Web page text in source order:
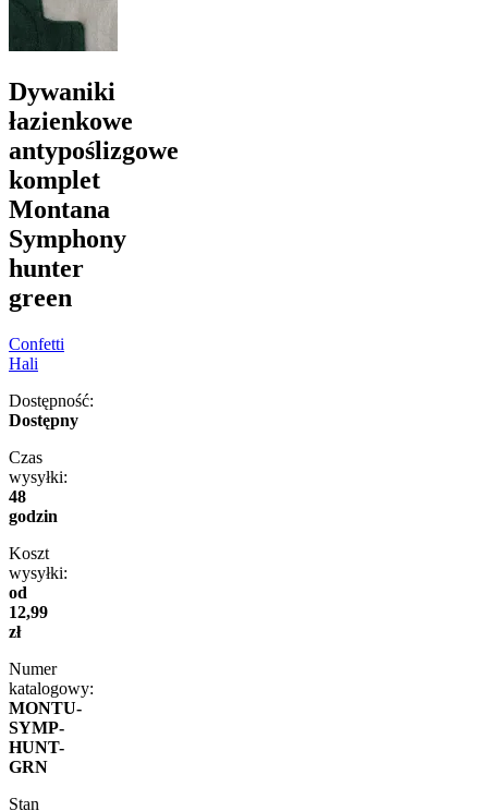
Dywaniki
łazienkowe
antypoślizgowe
komplet
Montana
Symphony
hunter
green
Confetti
Hali
Dostępność:
Dostępny
Czas
wysyłki:
48
godzin
Koszt
wysyłki:
od
12,99
zł
Numer
katalogowy:
MONTU-
SYMP-
HUNT-
GRN
Stan